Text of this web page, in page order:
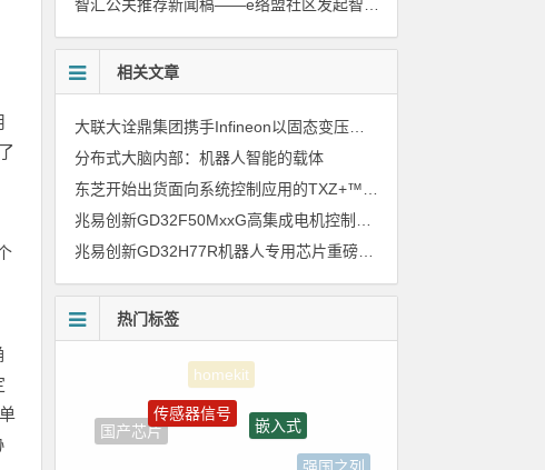
相关文章
大联大诠鼎集团携手Infineon以固态变压器重构配电效率新标杆
分布式大脑内部：机器人智能的载体
兆易创新GD32H77R机器人专用芯片重磅亮相，精准赋能伺服驱动与关节控制
热门标签
国产芯片
传感器信号
强国之列